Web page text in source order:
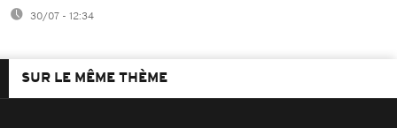
30/07 - 12:34
SUR LE MÊME THÈME